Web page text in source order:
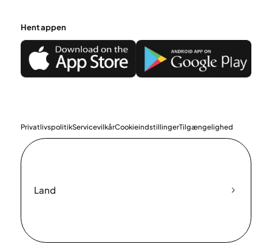
Hent appen
PrivatlivspolitikServicevilkårCookieindstillingerTilgængelighed
Land